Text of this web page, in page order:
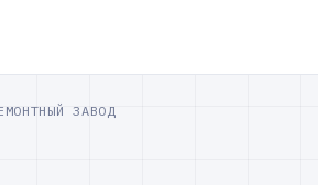
ЗАВОД